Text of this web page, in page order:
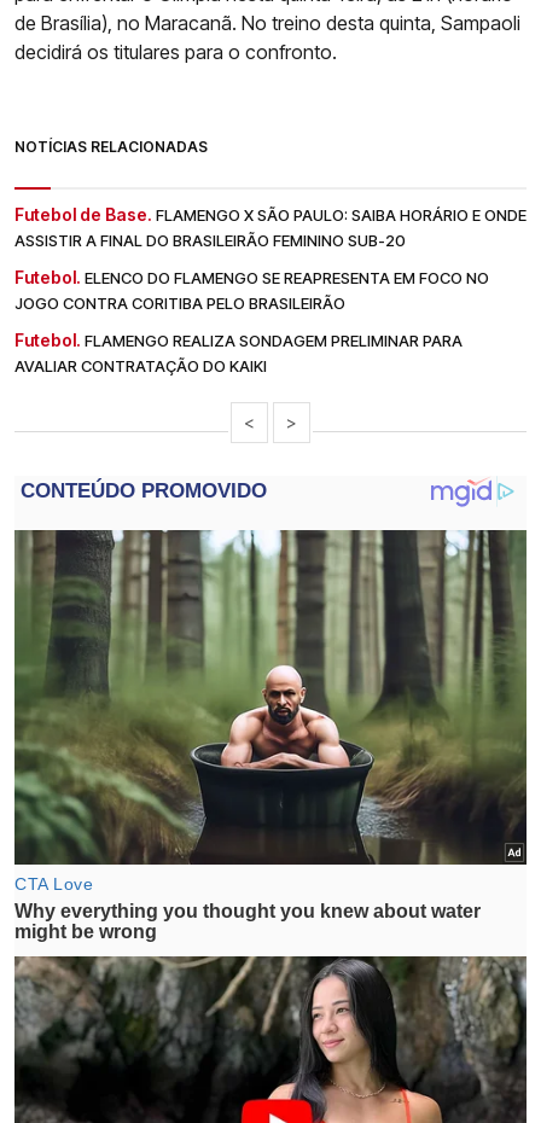
de Brasília), no Maracanã. No treino desta quinta, Sampaoli
decidirá os titulares para o confronto.
NOTÍCIAS RELACIONADAS
Futebol de Base. FLAMENGO X SÃO PAULO: SAIBA HORÁRIO E ONDE
ASSISTIR A FINAL DO BRASILEIRÃO FEMININO SUB-20
Futebol. ELENCO DO FLAMENGO SE REAPRESENTA EM FOCO NO
JOGO CONTRA CORITIBA PELO BRASILEIRÃO
Futebol. FLAMENGO REALIZA SONDAGEM PRELIMINAR PARA
AVALIAR CONTRATAÇÃO DO KAIKI
< >